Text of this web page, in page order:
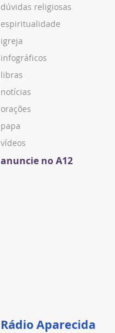
dúvidas religiosas
espiritualidade
igreja
infográficos
libras
notícias
orações
papa
vídeos
anuncie no A12
Rádio Aparecida